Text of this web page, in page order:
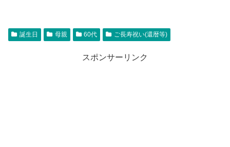
誕生日 母親 60代 ご長寿祝い(還暦等)
スポンサーリンク